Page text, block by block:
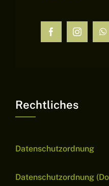
Rechtliches
Datenschutzordnung
Datenschutzordnung